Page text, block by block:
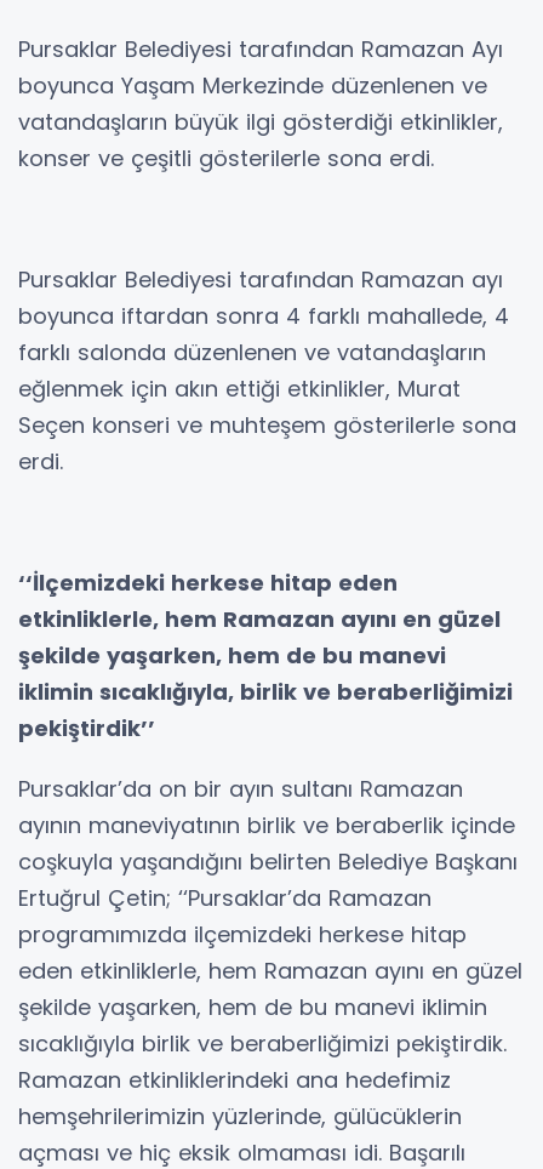
Pursaklar Belediyesi tarafından Ramazan Ayı
boyunca Yaşam Merkezinde düzenlenen ve
vatandaşların büyük ilgi gösterdiği etkinlikler,
konser ve çeşitli gösterilerle sona erdi.
Pursaklar Belediyesi tarafından Ramazan ayı
boyunca iftardan sonra 4 farklı mahallede, 4
farklı salonda düzenlenen ve vatandaşların
eğlenmek için akın ettiği etkinlikler, Murat
Seçen konseri ve muhteşem gösterilerle sona
erdi.
‘‘İlçemizdeki herkese hitap eden
etkinliklerle, hem Ramazan ayını en güzel
şekilde yaşarken, hem de bu manevi
iklimin sıcaklığıyla, birlik ve beraberliğimizi
pekiştirdik’’
Pursaklar’da on bir ayın sultanı Ramazan
ayının maneviyatının birlik ve beraberlik içinde
coşkuyla yaşandığını belirten Belediye Başkanı
Ertuğrul Çetin; ‘‘Pursaklar’da Ramazan
programımızda ilçemizdeki herkese hitap
eden etkinliklerle, hem Ramazan ayını en güzel
şekilde yaşarken, hem de bu manevi iklimin
sıcaklığıyla birlik ve beraberliğimizi pekiştirdik.
Ramazan etkinliklerindeki ana hedefimiz
hemşehrilerimizin yüzlerinde, gülücüklerin
açması ve hiç eksik olmaması idi. Başarılı